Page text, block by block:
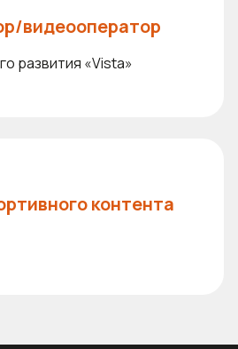
видеооператор
развития «Vista»
контента